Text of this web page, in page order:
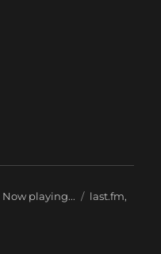
Now playing... Etiquetas
last.fm,